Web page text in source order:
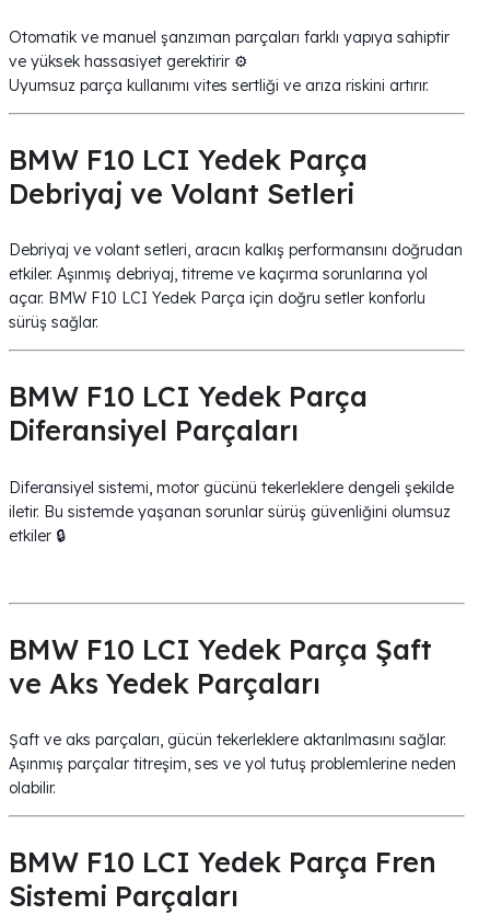
Otomatik ve manuel şanzıman parçaları farklı yapıya sahiptir
ve yüksek hassasiyet gerektirir ⚙️
Uyumsuz parça kullanımı vites sertliği ve arıza riskini artırır.
BMW F10 LCI Yedek Parça
Debriyaj ve Volant Setleri
Debriyaj ve volant setleri, aracın kalkış performansını doğrudan
etkiler. Aşınmış debriyaj, titreme ve kaçırma sorunlarına yol
açar. BMW F10 LCI Yedek Parça için doğru setler konforlu
sürüş sağlar.
BMW F10 LCI Yedek Parça
Diferansiyel Parçaları
Diferansiyel sistemi, motor gücünü tekerleklere dengeli şekilde
iletir. Bu sistemde yaşanan sorunlar sürüş güvenliğini olumsuz
etkiler 🔒
BMW F10 LCI Yedek Parça Şaft
ve Aks Yedek Parçaları
Şaft ve aks parçaları, gücün tekerleklere aktarılmasını sağlar.
Aşınmış parçalar titreşim, ses ve yol tutuş problemlerine neden
olabilir.
BMW F10 LCI Yedek Parça Fren
Sistemi Parçaları